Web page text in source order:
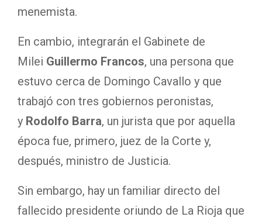
menemista.
En cambio, integrarán el Gabinete de
Milei Guillermo Francos, una persona que
estuvo cerca de Domingo Cavallo y que
trabajó con tres gobiernos peronistas,
y Rodolfo Barra, un jurista que por aquella
época fue, primero, juez de la Corte y,
después, ministro de Justicia.
Sin embargo, hay un familiar directo del
fallecido presidente oriundo de La Rioja que